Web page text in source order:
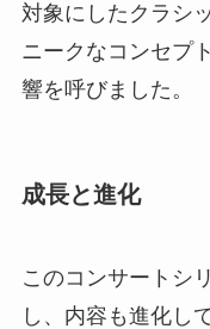
対象にしたクラシ
ニークなコンセプ
響を呼びました。
成長と進化
このコンサートシ
し、内容も進化し